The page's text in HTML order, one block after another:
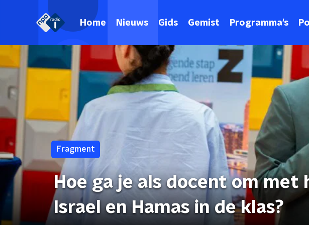
Home Nieuws Gids Gemist Programma's
Fragment
Hoe ga je als docent om
Israel en Hamas in de klas?